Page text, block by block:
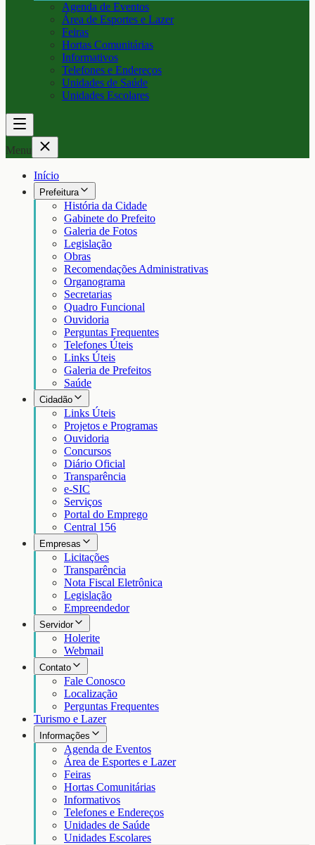
Agenda de Eventos
Área de Esportes e Lazer
Feiras
Hortas Comunitárias
Informativos
Telefones e Endereços
Unidades de Saúde
Unidades Escolares
Menu
Início
Prefeitura
História da Cidade
Gabinete do Prefeito
Galeria de Fotos
Legislação
Obras
Recomendações Administrativas
Organograma
Secretarias
Quadro Funcional
Ouvidoria
Perguntas Frequentes
Telefones Úteis
Links Úteis
Galeria de Prefeitos
Saúde
Cidadão
Links Úteis
Projetos e Programas
Ouvidoria
Concursos
Diário Oficial
Transparência
e-SIC
Serviços
Portal do Emprego
Central 156
Empresas
Licitações
Transparência
Nota Fiscal Eletrônica
Legislação
Empreendedor
Servidor
Holerite
Webmail
Contato
Fale Conosco
Localização
Perguntas Frequentes
Turismo e Lazer
Informações
Agenda de Eventos
Área de Esportes e Lazer
Feiras
Hortas Comunitárias
Informativos
Telefones e Endereços
Unidades de Saúde
Unidades Escolares